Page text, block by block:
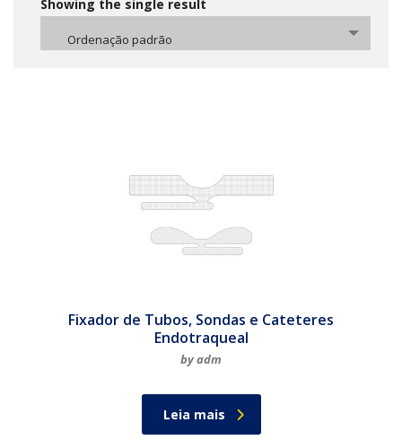
Showing the single result
Ordenação padrão
Fixador de Tubos, Sondas e Cateteres
Endotraqueal
by adm
Leia mais